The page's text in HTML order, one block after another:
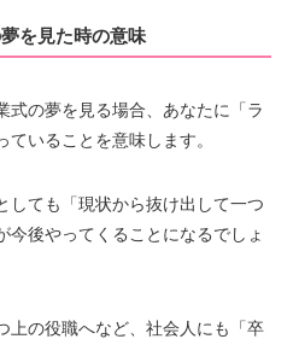
を見た時の意味
式の夢を見る場合、あなたに「ラ
いることを意味します。
しても「現状から抜け出して一つ
今後やってくることになるでしょ
上の役職へなど、社会人にも「卒